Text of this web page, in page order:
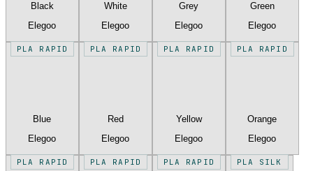
Black
Elegoo
White
Elegoo
Grey
Elegoo
Green
Elegoo
PLA RAPID
Blue
Elegoo
PLA RAPID
Red
Elegoo
PLA RAPID
Yellow
Elegoo
PLA RAPID
Orange
Elegoo
PLA RAPID PLA RAPID PLA RAPID PLA SILK